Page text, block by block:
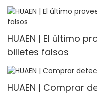
HUAEN | El último
billetes falsos
HUAEN | Comprar